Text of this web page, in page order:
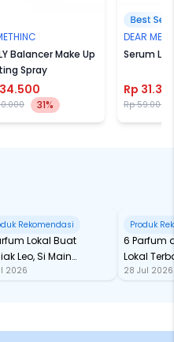
Balancer Make Up
Spray
31%
DEAR ME
Serum
Rp
Rp 59.000
Rekomendasi
Lokal Buat
Leo, Si Main
yang Selalu
2026
Produk
6 Parfum
Lokal
dari
28 Jul 2026